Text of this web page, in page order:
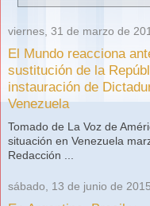
viernes, 31 de marzo de
El Mundo reacciona
sustitución de la
instauración de
Venezuela
Tomado de La Voz de
situación en Venezuela
Redacción ...
sábado, 13 de junio de 2015